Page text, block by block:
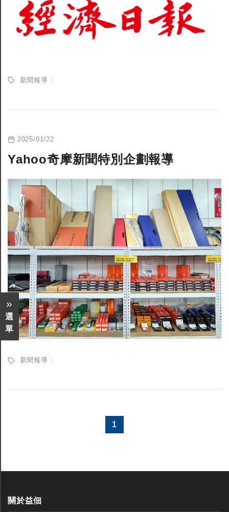
選
單
新聞報導
2025/01/22
Yahoo奇摩新聞特別企劃報導
新聞報導
1
關於益佃